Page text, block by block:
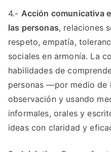
4.- Acción comunicativa
las personas, relaciones
respeto, empatía,
sociales en armonía. La
habilidades de
personas —por medio de
observación y usando
informales, orales y
ideas con claridad y